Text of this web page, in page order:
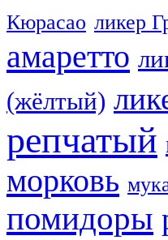
Кюрасао ликер
амаретто
(жёлтый)
репчатый
морковь
помидоры